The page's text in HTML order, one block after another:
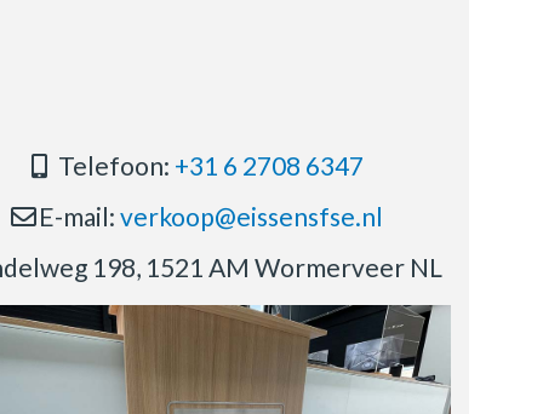
Telefoon: +31 6 2708 6347
E-mail:verkoop@eissensfse.nl
198, 1521 AM Wormerveer NL